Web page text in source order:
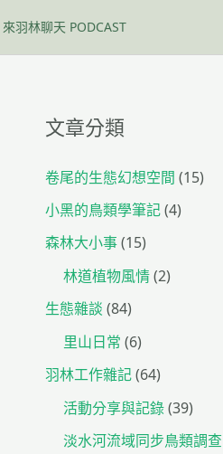
來羽林聊天 PODCAST
文章分類
卷尾的生態幻想空間 (15)
小黑的鳥類學筆記(4)
森林大小事(15)
林道植物風情(2)
生態雜談 (84)
里山日常 (6)
羽林工作雜記(64)
活動分享與記錄(39)
淡水河流域同步鳥類調查